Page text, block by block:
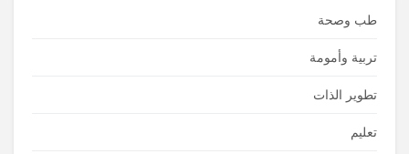
طب وصحة
تربية وأمومة
تطوير الذات
تعليم